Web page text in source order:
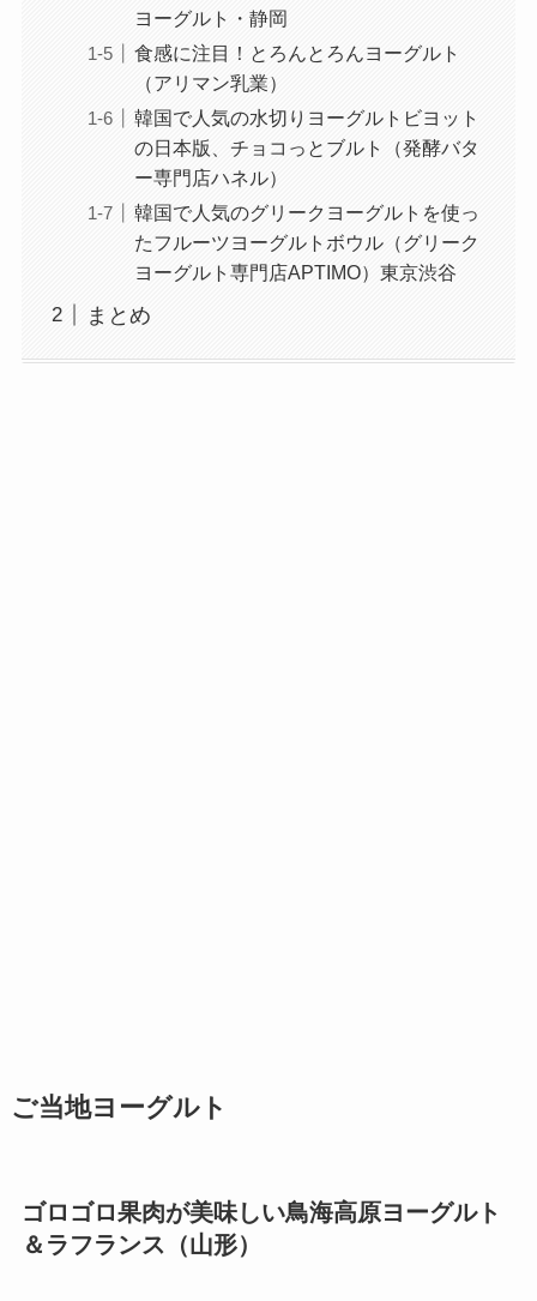
ヨーグルト・静岡
食感に注目！とろんとろんヨーグルト
（アリマン乳業）
韓国で人気の水切りヨーグルトビヨット
の日本版、チョコっとブルト（発酵バタ
ー専門店ハネル）
韓国で人気のグリークヨーグルトを使っ
たフルーツヨーグルトボウル（グリーク
ヨーグルト専門店APTIMO）東京渋谷
まとめ
ご当地ヨーグルト
ゴロゴロ果肉が美味しい鳥海高原ヨーグルト
＆ラフランス（山形）